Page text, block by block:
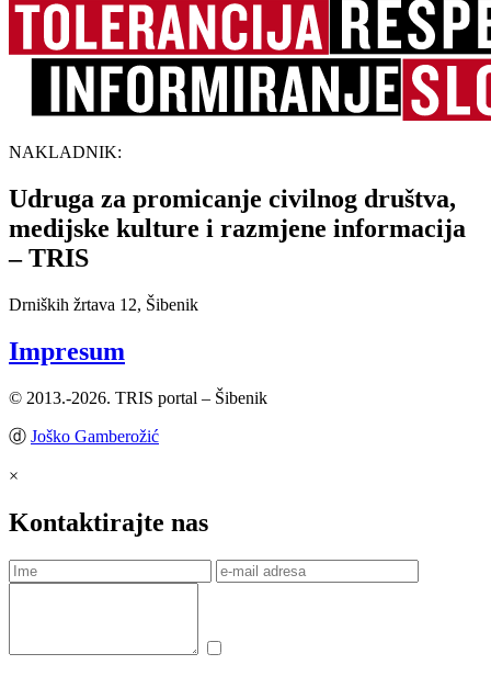
NAKLADNIK:
Udruga za promicanje civilnog društva,
medijske kulture i razmjene informacija
– TRIS
Drniških žrtava 12, Šibenik
Impresum
© 2013.-2026. TRIS portal – Šibenik
ⓓ Joško Gamberožić
×
Kontaktirajte nas